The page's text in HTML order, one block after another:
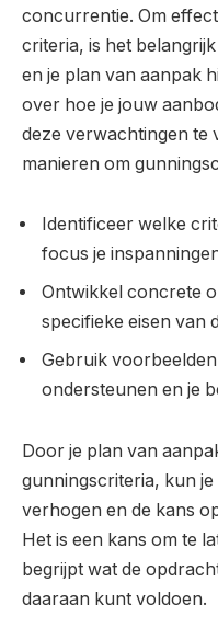
concurrentie. Om
criteria, is het
en je plan van aanpak
over hoe je jouw
deze verwachtingen te
manieren om
Identificeer welke
focus je
Ontwikkel concrete
specifieke eisen van
Gebruik
ondersteunen en je
Door je plan van
gunningscriteria, kun
verhogen en de kans
Het is een kans om te
begrijpt wat de
daaraan kunt voldoen.